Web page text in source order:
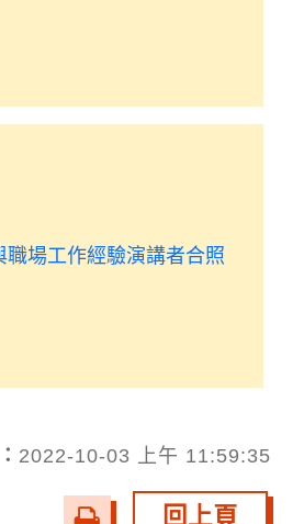
2022-10-03 上午 11:59:35
友
回上頁